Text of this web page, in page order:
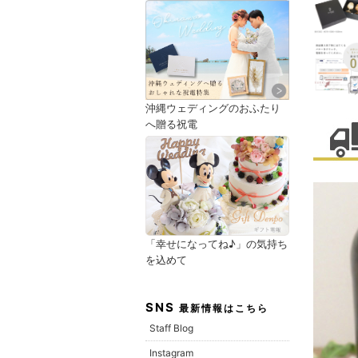
沖縄ウェディングのおふたり
へ贈る祝電
「幸せになってね♪」の気持ち
を込めて
SNS 最新情報はこちら
Staff Blog
Instagram